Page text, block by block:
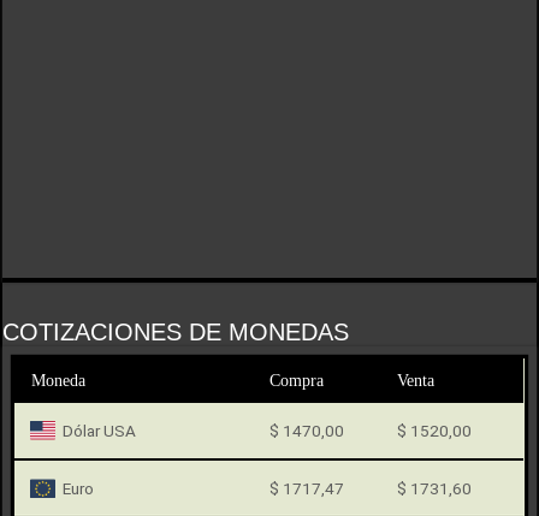
COTIZACIONES DE MONEDAS
Moneda Compra Venta
Dólar USA $ 1470,00 $ 1520,00
Euro $ 1717,47 $ 1731,60